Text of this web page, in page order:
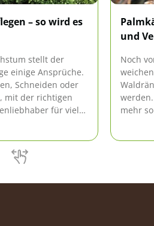
– so wird es
stellt der
einige Ansprüche.
Schneiden oder
mit der richtigen
für viele
und
Noch
mehr